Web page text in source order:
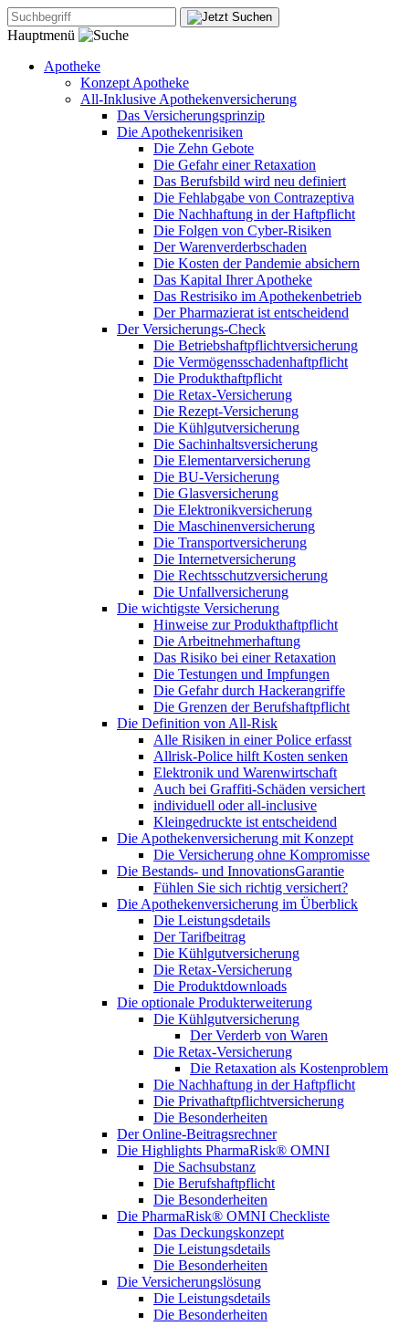
Hauptmenü
Apotheke
Konzept Apotheke
All-Inklusive Apothekenversicherung
Das Versicherungsprinzip
Die Apothekenrisiken
Die Zehn Gebote
Die Gefahr einer Retaxation
Das Berufsbild wird neu definiert
Die Fehlabgabe von Contrazeptiva
Die Nachhaftung in der Haftpflicht
Die Folgen von Cyber-Risiken
Der Warenverderbschaden
Die Kosten der Pandemie absichern
Das Kapital Ihrer Apotheke
Das Restrisiko im Apothekenbetrieb
Der Pharmazierat ist entscheidend
Der Versicherungs-Check
Die Betriebshaftpflichtversicherung
Die Vermögensschadenhaftpflicht
Die Produkthaftpflicht
Die Retax-Versicherung
Die Rezept-Versicherung
Die Kühlgutversicherung
Die Sachinhaltsversicherung
Die Elementarversicherung
Die BU-Versicherung
Die Glasversicherung
Die Elektronikversicherung
Die Maschinenversicherung
Die Transportversicherung
Die Internetversicherung
Die Rechtsschutzversicherung
Die Unfallversicherung
Die wichtigste Versicherung
Hinweise zur Produkthaftpflicht
Die Arbeitnehmerhaftung
Das Risiko bei einer Retaxation
Die Testungen und Impfungen
Die Gefahr durch Hackerangriffe
Die Grenzen der Berufshaftpflicht
Die Definition von All-Risk
Alle Risiken in einer Police erfasst
Allrisk-Police hilft Kosten senken
Elektronik und Warenwirtschaft
Auch bei Graffiti-Schäden versichert
individuell oder all-inclusive
Kleingedruckte ist entscheidend
Die Apothekenversicherung mit Konzept
Die Versicherung ohne Kompromisse
Die Bestands- und InnovationsGarantie
Fühlen Sie sich richtig versichert?
Die Apothekenversicherung im Überblick
Die Leistungsdetails
Der Tarifbeitrag
Die Kühlgutversicherung
Die Retax-Versicherung
Die Produktdownloads
Die optionale Produkterweiterung
Die Kühlgutversicherung
Der Verderb von Waren
Die Retax-Versicherung
Die Retaxation als Kostenproblem
Die Nachhaftung in der Haftpflicht
Die Privathaftpflichtversicherung
Die Besonderheiten
Der Online-Beitragsrechner
Die Highlights PharmaRisk® OMNI
Die Sachsubstanz
Die Berufshaftpflicht
Die Besonderheiten
Die PharmaRisk® OMNI Checkliste
Das Deckungskonzept
Die Leistungsdetails
Die Besonderheiten
Die Versicherungslösung
Die Leistungsdetails
Die Besonderheiten